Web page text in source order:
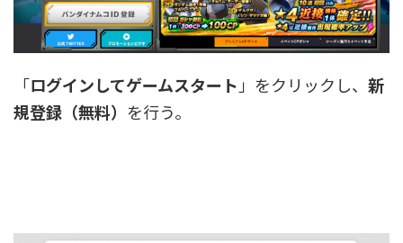
「ログインしてゲームスタート 」をクリックし、 新
規登録（無料） を行う。